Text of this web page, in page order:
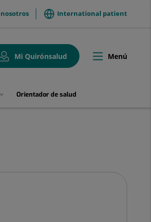
International patient
Mi Quirónsalud
Toggle
Menú
Orientador de salud